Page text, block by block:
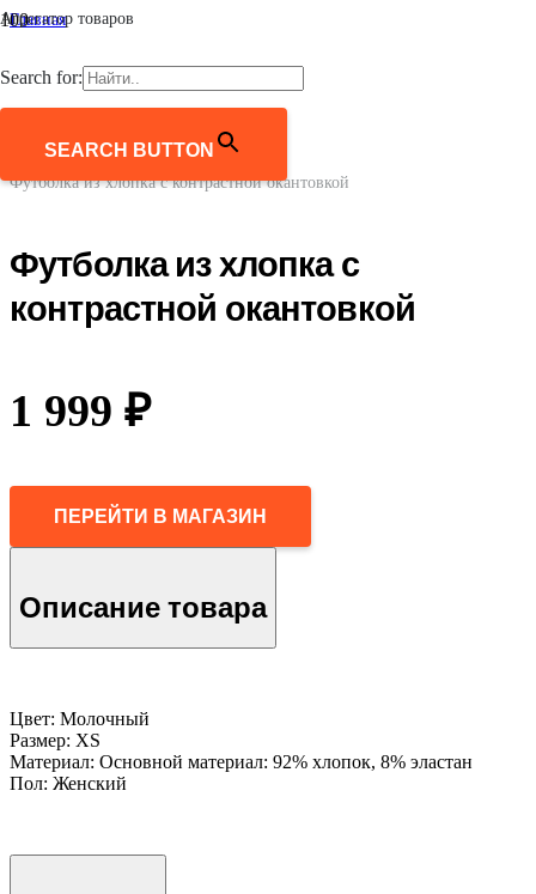
Агрегатор товаров
Search for:
SEARCH BUTTON
Главная
/
Футболки и лонгсливы
Футболка из хлопка с контрастной окантовкой
Футболка из хлопка с
контрастной окантовкой
1 999 ₽
ПЕРЕЙТИ В МАГАЗИН
Описание товара
Цвет: Молочный
Размер: XS
Материал: Основной материал: 92% хлопок, 8% эластан
Пол: Женский